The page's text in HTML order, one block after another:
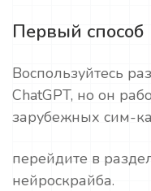
Первый способ
Воспользуйтесь
ChatGPT, но он
зарубежных сим-
перейдите в
нейроскрайба.